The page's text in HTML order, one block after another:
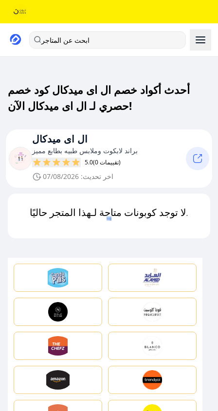
ابحث عن المتاجر
أحدث أكواد خصم ال اى ميدكال كود خصم
حصري لـ ال اى ميدكال الآن!
ال اى ميدكال
براند لابكوت وملابس طبيه بطابع مميز
5.0 (0 تقييمات)
اخر تحديث: 07/08/2026
لا توجد كوبونات متاحة لـهذا المتجر حاليًا.